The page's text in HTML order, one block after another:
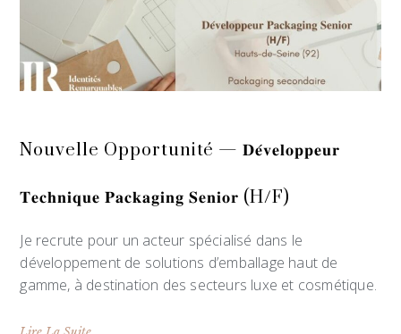
Nouvelle Opportunité — 𝐃𝐞́𝐯𝐞𝐥𝐨𝐩𝐩𝐞𝐮𝐫
𝐓𝐞𝐜𝐡𝐧𝐢𝐪𝐮𝐞 𝐏𝐚𝐜𝐤𝐚𝐠𝐢𝐧𝐠 𝐒𝐞𝐧𝐢𝐨𝐫 (H/F)
Je recrute pour un acteur spécialisé dans le
développement de solutions d’emballage haut de
gamme, à destination des secteurs luxe et cosmétique.